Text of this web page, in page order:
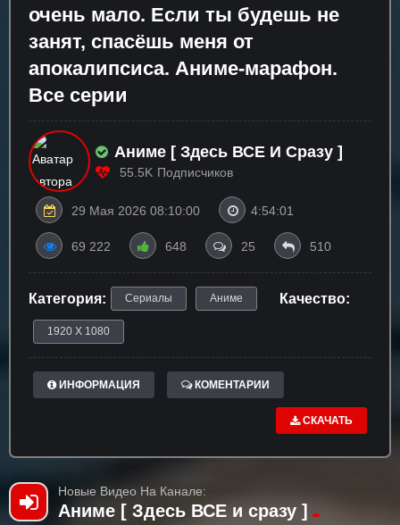
очень мало. Если ты будешь не
занят, спасёшь меня от
апокалипсиса. Аниме-марафон.
Все серии
Аниме [ Здесь ВСЕ И Сразу ]
55.5K Подписчиков
29 Мая 2026 08:10:00 4:54:01
69 222 648 25 510
Категория: Сериалы Аниме Качество:
1920 X 1080
ИНФОРМАЦИЯ КОМЕНТАРИИ
СКАЧАТЬ
Новые Видео На Канале:
Аниме [ Здесь ВСЕ и сразу ]